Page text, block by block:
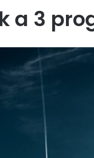
a 3